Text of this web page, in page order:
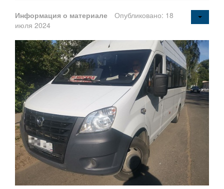
Информация о материале
Опубликовано: 18
июля 2024